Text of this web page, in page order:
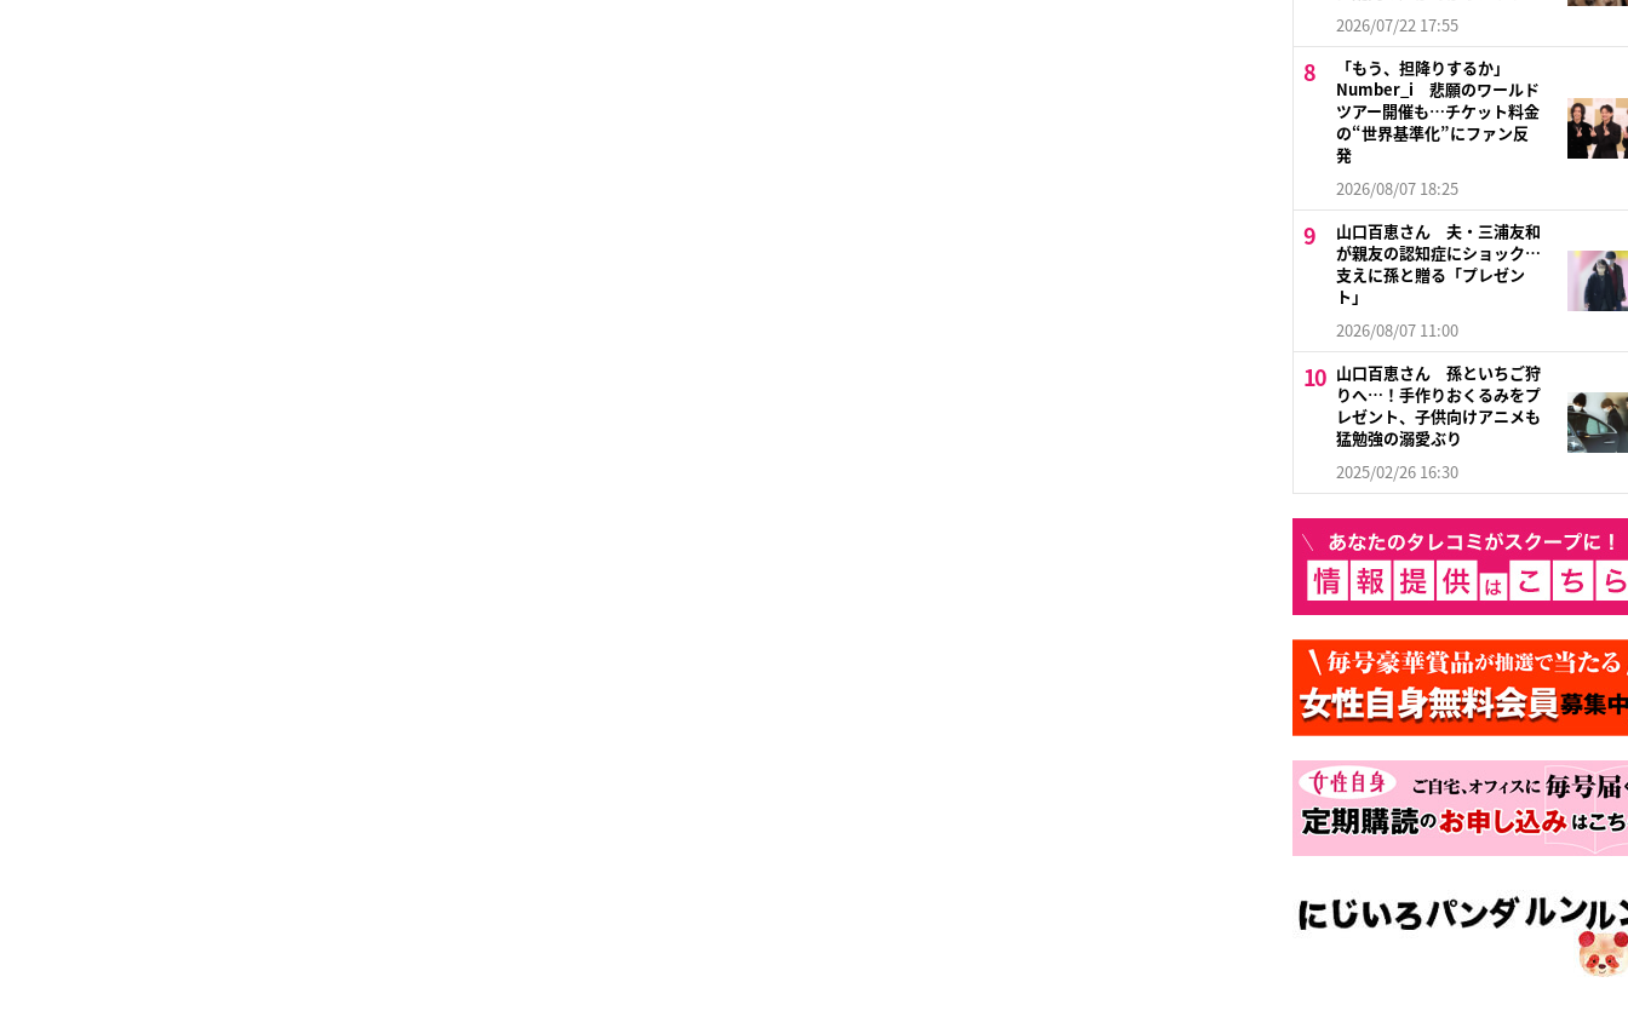
2026/07/22 17:55
「もう、担降りするか」
Number_i 悲願のワールド
ツアー開催も…チケット料金
の“世界基準化”にファン反
発
2026/08/07 18:25
山口百恵さん 夫・三浦友和
が親友の認知症にショック…
支えに孫と贈る「プレゼン
ト」
2026/08/07 11:00
山口百恵さん 孫といちご狩
りへ…！手作りおくるみをプ
レゼント、子供向けアニメも
猛勉強の溺愛ぶり
2025/02/26 16:30